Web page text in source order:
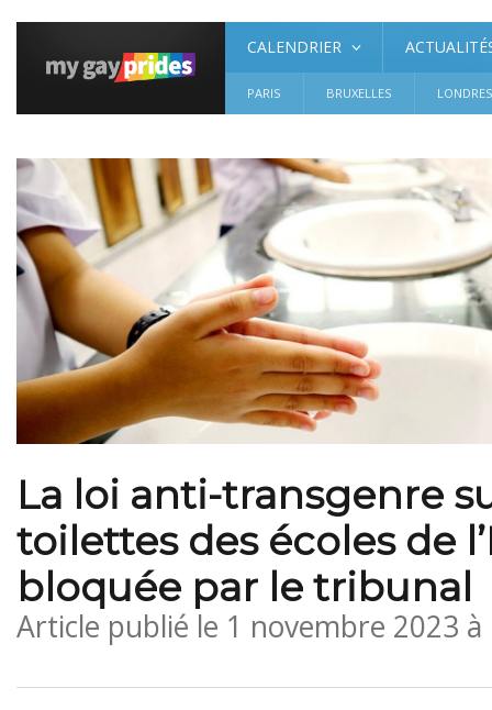
CALENDRIER
PARIS BRUXELLES LONDRES
La loi anti-transgenre
toilettes des écoles de
bloquée par le tribunal
Article publié le 1 novembre 2023 à